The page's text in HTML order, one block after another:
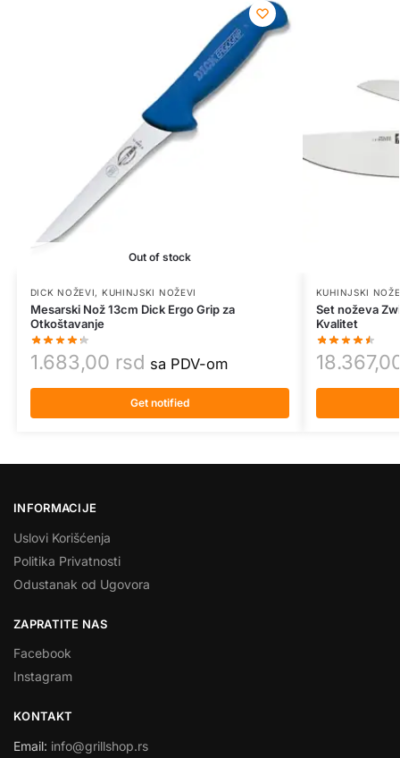
Out of stock
DICK NOŽEVI, KUHINJSKI NOŽEVI
Mesarski Nož 13cm Dick Ergo Grip za
Otkoštavanje
1.683,00 rsd sa PDV-om
Get notified
KUHINJSKI
Set noževa
Kvalitet
INFORMACIJE
Uslovi Korišćenja
Politika Privatnosti
Odustanak od Ugovora
ZAPRATITE NAS
Facebook
Instagram
KONTAKT
Email: info@grillshop.rs